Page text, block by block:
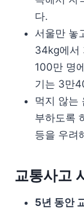
다.
서울만 놓
34kg에서
100만 명
기는 3만
먹지 않는
부하도록
등을 우려
교통사고
5년 동안